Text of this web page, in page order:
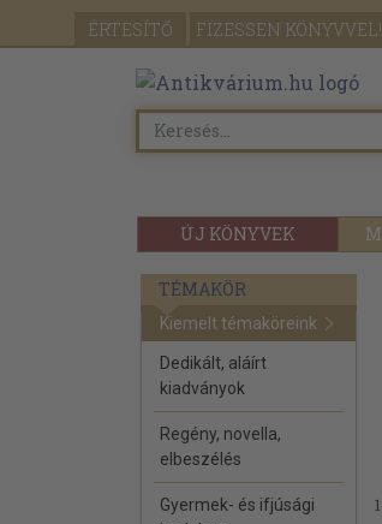
ÉRTESÍTŐ FIZESSEN KÖNYVVEL!
ÚJ KÖNYVEK
TÉMAKÖR
Kiemelt témaköreink
Dedikált, aláírt
kiadványok
Regény, novella,
elbeszélés
Gyermek- és ifjúsági